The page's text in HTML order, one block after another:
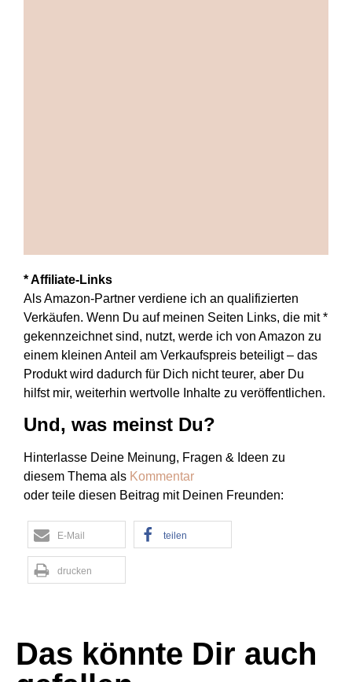
* Affiliate-Links
Als Amazon-Partner verdiene ich an qualifizierten
Verkäufen. Wenn Du auf meinen Seiten Links, die mit *
gekennzeichnet sind, nutzt, werde ich von Amazon zu
einem kleinen Anteil am Verkaufspreis beteiligt – das
Produkt wird dadurch für Dich nicht teurer, aber Du
hilfst mir, weiterhin wertvolle Inhalte zu veröffentlichen.
Und, was meinst Du?
Hinterlasse Deine Meinung, Fragen & Ideen zu
diesem Thema als Kommentar
oder teile diesen Beitrag mit Deinen Freunden:
E-Mail teilen
drucken
Das könnte Dir auch